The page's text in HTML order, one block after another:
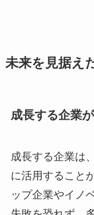
未来を見据え
成長する企業
成長する企業は
に活用すること
ップ企業やイノ